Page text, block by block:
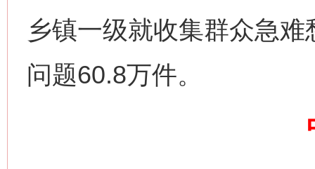
乡镇一级就收集群众急
问题60.8万件。
这是一记警钟！